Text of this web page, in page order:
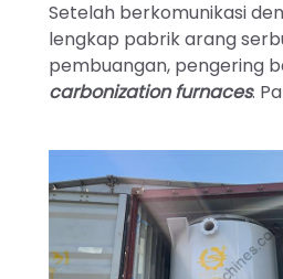
Setelah berkomunikasi
lengkap pabrik arang
pembuangan, pengering
carbonization furnaces.